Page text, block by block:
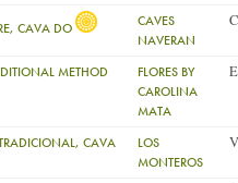
CAVA DO
CAVES
NAVERAN
METHOD
FLORES BY
CAROLINA
MATA
CAVA
LOS
MONTEROS